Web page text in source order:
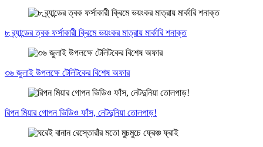
৮ ব্র্যান্ডের ত্বক ফর্সাকারী ক্রিমে ভয়ংকর মাত্রায় মার্কারি শনাক্ত
৩৬ জুলাই উপলক্ষে টেলিটকের বিশেষ অফার
রিপন মিয়ার গোপন ভিডিও ফাঁস, নেটদুনিয়া তোলপাড়!